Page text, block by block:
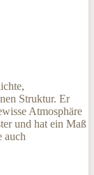
Struktur. Er
Atmosphäre
und hat ein Maß
auch